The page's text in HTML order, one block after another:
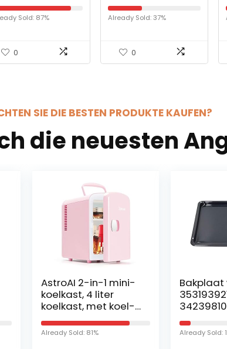
Gläser
Schmuck,
Sold: 87%
0
Kühlschränke mit Kühl-
und Heizfunktion, DC /
AC für Auto und
Mini-Kühlschränke mit
Temperaturbedienfeld
Already Sold: 37%
0
SIE DIE BESTEN PRODUKTE KAUFEN?
die neuesten
AstroAI 2-in-1 mini-
koelkast, 4 liter
koelkast, met koel-
en
verwarmingsfunctie
, 12 volt op de
Already Sold: 81%
Bakplaat
met
422 x 370
Already Sold: